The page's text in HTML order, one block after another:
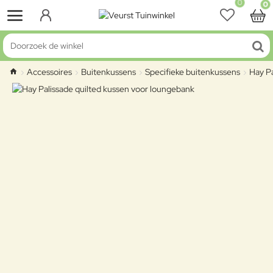
0 0
Doorzoek de winkel
home
Accessoires Buitenkussens Specifieke buitenkussens Hay